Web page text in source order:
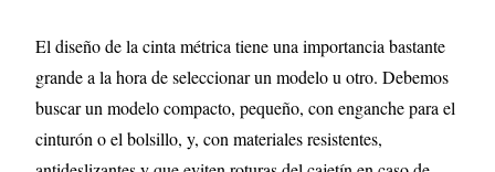
El diseño de la cinta métrica tiene una importancia bastante
grande a la hora de seleccionar un modelo u otro. Debemos
buscar un modelo compacto, pequeño, con enganche para el
cinturón o el bolsillo, y, con materiales resistentes,